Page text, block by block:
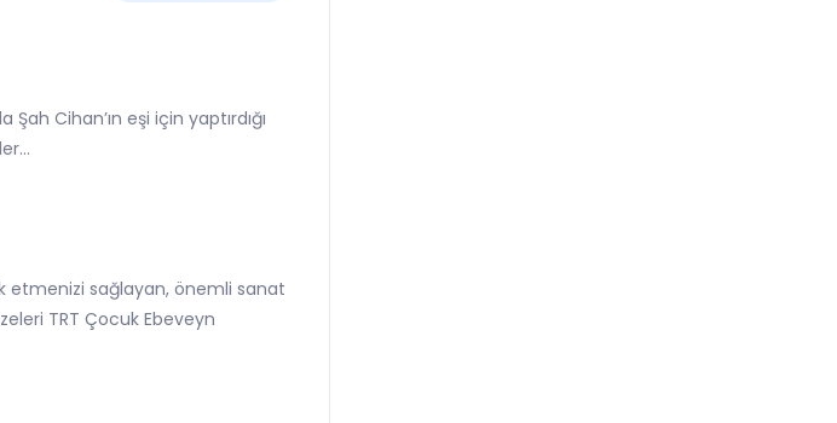
Cihan’ın eşi için yaptırdığı
etmenizi sağlayan, önemli sanat
TRT Çocuk Ebeveyn